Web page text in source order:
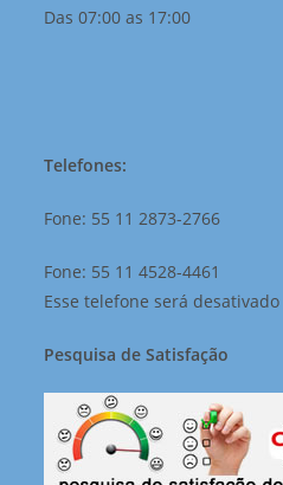
Das 07:00 as 17:00
Telefones:
Fone: 55 11 2873-2766
Fone: 55 11 4528-4461
Esse telefone será desativado
Pesquisa de Satisfação